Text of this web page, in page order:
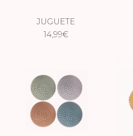
JUGUETE
SENSORIAL
14,99€